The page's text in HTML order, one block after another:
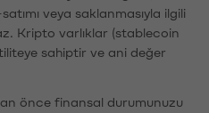
veya saklanmasıyla ilgili
Kripto varlıklar (stablecoin
sahiptir ve ani değer
önce finansal durumunuzu